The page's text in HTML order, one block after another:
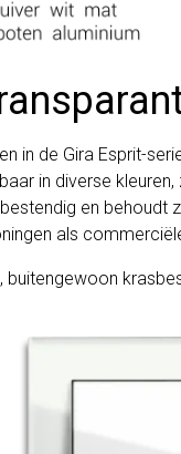
in de Gira Esprit-
in diverse
en behoudt
als